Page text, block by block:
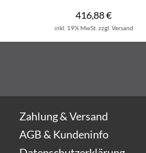
inkl. 19% MwSt. zzgl. Versand
416,88€
Zahlung & Versand
AGB & Kundeninfo